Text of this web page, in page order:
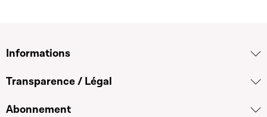
Informations
Transparence / Légal
Abonnement